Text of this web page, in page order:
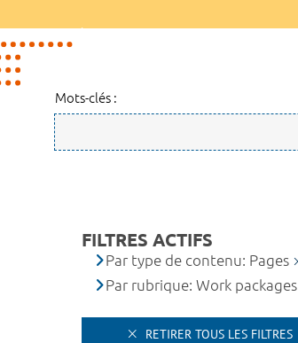
Mots-clés :
FILTRES ACTIFS
Par type de contenu: Pages
Par rubrique: Work packages
RETIRER TOUS LES FILTRES